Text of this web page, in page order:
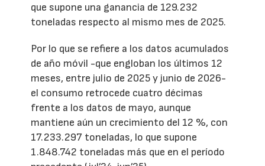
que supone una ganancia de 129.232
toneladas respecto al mismo mes de 2025.
Por lo que se refiere a los datos acumulados
de año móvil -que engloban los últimos 12
meses, entre julio de 2025 y junio de 2026-
el consumo retrocede cuatro décimas
frente a los datos de mayo, aunque
mantiene aún un crecimiento del 12 %, con
17.233.297 toneladas, lo que supone
1.848.742 toneladas más que en el período